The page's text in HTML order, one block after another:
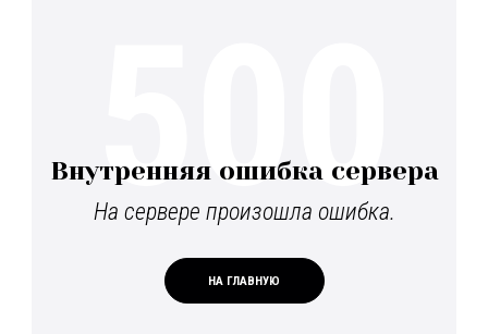
Внутренняя ошибка сервера
На сервере произошла ошибка.
НА ГЛАВНУЮ
500